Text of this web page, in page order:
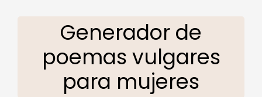
Generador de
poemas vulgares
para mujeres